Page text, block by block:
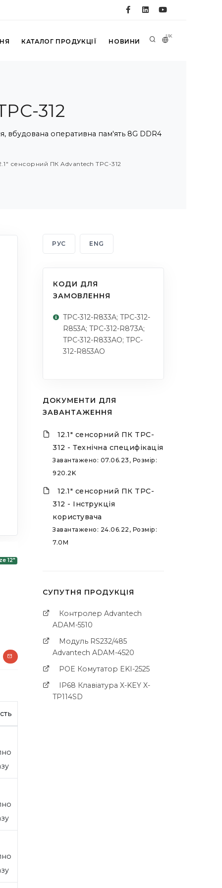
UK
КАТАЛОГ ПРОДУКЦІЇ НОВИНИ
312
вбудована оперативна пам'ять 8G DDR4
сенсорний ПК Advantech TPC-312
12"
РУС ENG
КОДИ ДЛЯ
ЗАМОВЛЕННЯ
TPC-312-R833A; TPC-312-
R853A; TPC-312-R873A;
TPC-312-R833AO; TPC-
312-R853AO
ДОКУМЕНТИ ДЛЯ
ЗАВАНТАЖЕННЯ
12.1" сенсорний ПК TPC-
312 - Технічна специфікація
Завантажено: 07.06.23, Розмір:
920.2K
12.1" сенсорний ПК TPC-
312 - Інструкція
користувача
Завантажено: 24.06.22, Розмір:
7.0M
СУПУТНЯ ПРОДУКЦІЯ
Контролер Advantech
ADAM-5510
Модуль RS232/485
Advantech ADAM-4520
POE Комутатор EKI-2525
IP68 Клавіатура X-KEY X-
TP114SD